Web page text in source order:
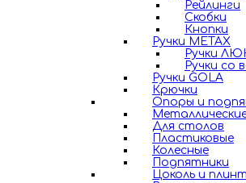
Рейлинги
Скобки
Кнопки
Ручки METAX
Ручки
Ручки со
Ручки GOLA
Крючки
Опоры и
Для столов
Пластиковые
Колесные
Подпятники
Цоколь и